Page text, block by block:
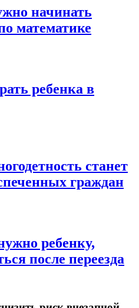
начинать
математике
ребенка в
станет
граждан
ребенку,
после переезда